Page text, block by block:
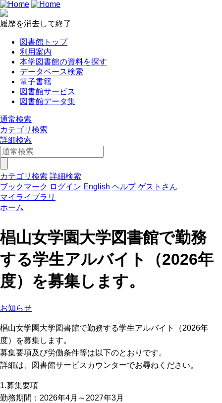
履歴を消去して終了
図書館トップ
利用案内
本学図書館の資料を探す
データベース検索
電子書籍
図書館サービス
図書館データ集
通常検索
カテゴリ検索
詳細検索
カテゴリ検索 詳細検索
ブックマーク ログイン English ヘルプ ゲストさん
マイライブラリ
ホーム
椙山女学園大学図書館で勤務
する学生アルバイト（2026年
度）を募集します。
お知らせ
椙山女学園大学図書館で勤務する学生アルバイト（2026年
度）を募集します。
募集要項及び労働条件等は以下のとおりです。
詳細は、図書館サービスカウンターでお尋ねください。
1.募集要項
勤務期間：2026年4月～2027年3月